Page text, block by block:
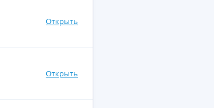
Открыть
Открыть